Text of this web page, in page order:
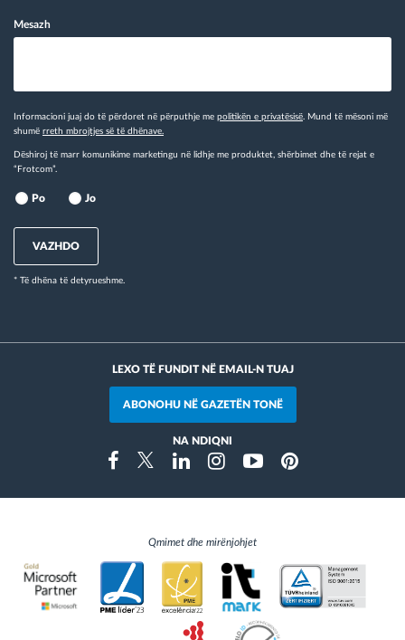
Mesazh
Informacioni juaj do të përdoret në përputhje me politikën e privatësisë . Mund të mësoni më
shumë rreth mbrojtjes së të dhënave.
Dëshiroj të marr komunikime marketingu në lidhje me produktet, shërbimet dhe të rejat e
“Frotcom”.
Po Jo
VAZHDO
* Të dhëna të detyrueshme.
LEXO TË FUNDIT NË EMAIL-N TUAJ
ABONOHU NË GAZETËN TONË
NA NDIQNI
FacebookTwitterLinkedinInstragramYoutubePinterest
Qmimet dhe mirënjohjet